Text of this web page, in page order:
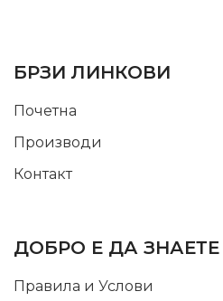
БРЗИ ЛИНКОВИ
Почетна
Производи
Контакт
ДОБРО Е ДА ЗНАЕТЕ
Правила и Услови